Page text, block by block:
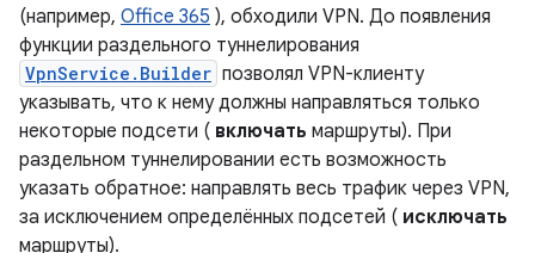
(например, Office 365 ), обходили VPN. До появления
функции раздельного туннелирования
VpnService.Builder позволял VPN-клиенту
указывать, что к нему должны направляться только
некоторые подсети ( включать маршруты). При
раздельном туннелировании есть возможность
указать обратное: направлять весь трафик через VPN,
за исключением определённых подсетей ( исключать
маршруты).